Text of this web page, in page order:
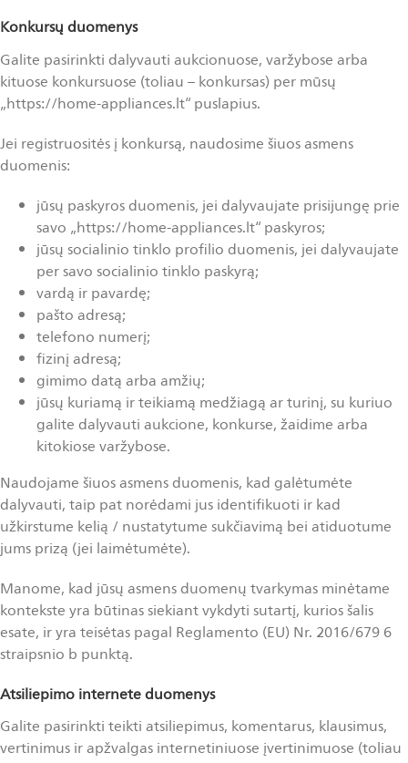
Konkursų duomenys
Galite pasirinkti dalyvauti aukcionuose, varžybose arba
kituose konkursuose (toliau – konkursas) per mūsų
„https://home-appliances.lt“ puslapius.
Jei registruositės į konkursą, naudosime šiuos asmens
duomenis:
jūsų paskyros duomenis, jei dalyvaujate prisijungę prie
savo „https://home-appliances.lt“ paskyros;
jūsų socialinio tinklo profilio duomenis, jei dalyvaujate
per savo socialinio tinklo paskyrą;
vardą ir pavardę;
pašto adresą;
telefono numerį;
fizinį adresą;
gimimo datą arba amžių;
jūsų kuriamą ir teikiamą medžiagą ar turinį, su kuriuo
galite dalyvauti aukcione, konkurse, žaidime arba
kitokiose varžybose.
Naudojame šiuos asmens duomenis, kad galėtumėte
dalyvauti, taip pat norėdami jus identifikuoti ir kad
užkirstume kelią / nustatytume sukčiavimą bei atiduotume
jums prizą (jei laimėtumėte).
Manome, kad jūsų asmens duomenų tvarkymas minėtame
kontekste yra būtinas siekiant vykdyti sutartį, kurios šalis
esate, ir yra teisėtas pagal Reglamento (EU) Nr. 2016/679 6
straipsnio b punktą.
Atsiliepimointerneteduomenys
Galite pasirinkti teikti atsiliepimus, komentarus, klausimus,
vertinimus ir apžvalgas internetiniuose įvertinimuose (toliau